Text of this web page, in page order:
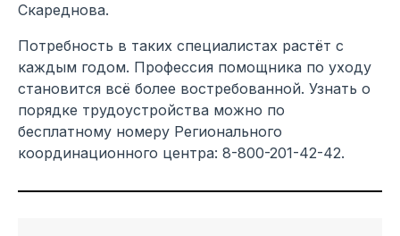
Скареднова.
Потребность в таких специалистах растёт с
каждым годом. Профессия помощника по уходу
становится всё более востребованной. Узнать о
порядке трудоустройства можно по
бесплатному номеру Регионального
координационного центра: 8-800-201-42-42.